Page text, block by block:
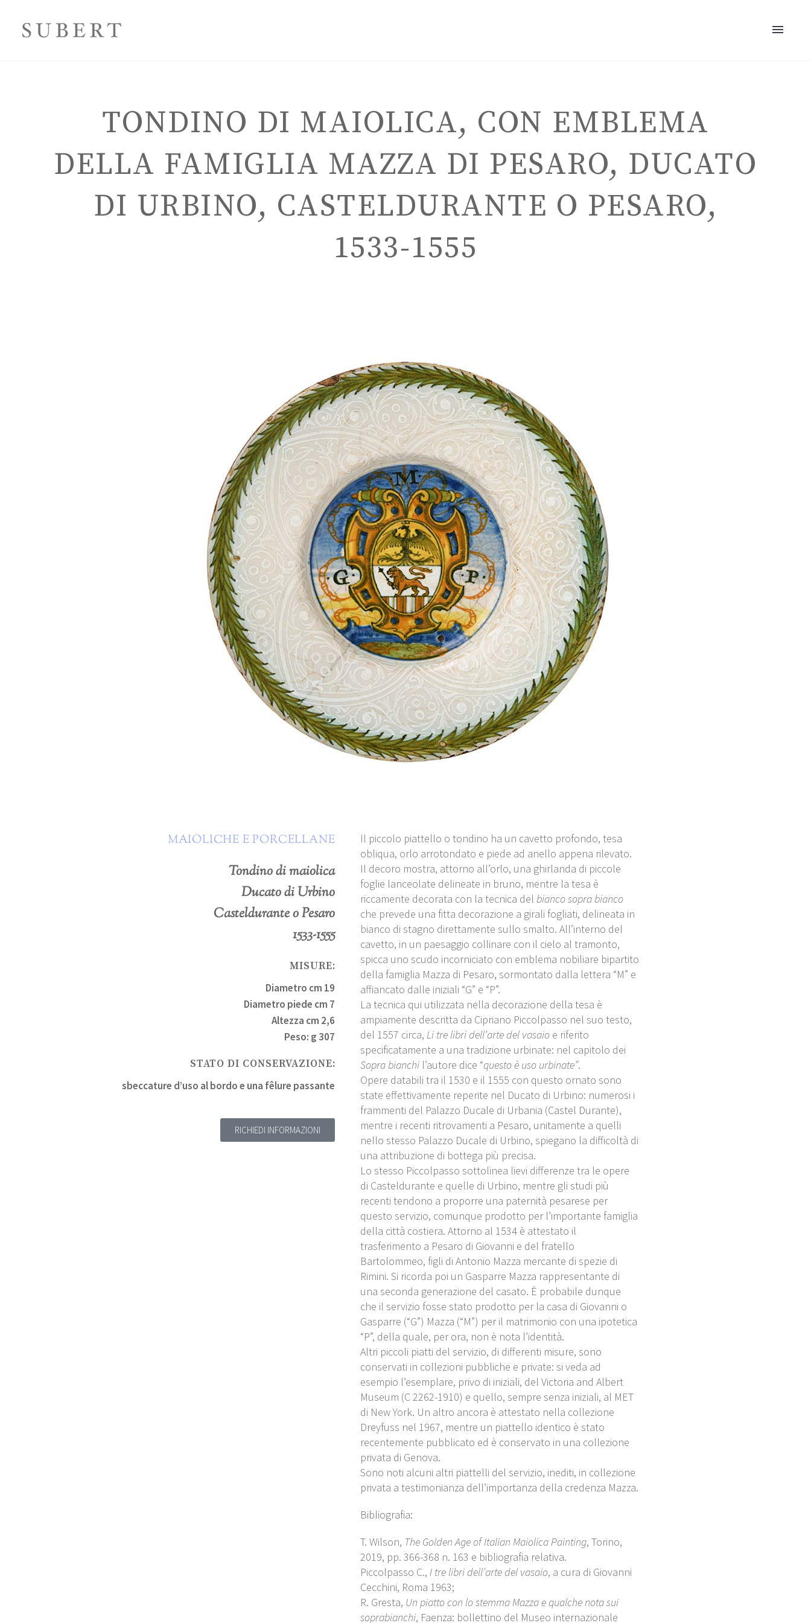
TONDINO DI MAIOLICA, CON EMBLEMA
DELLA FAMIGLIA MAZZA DI PESARO, DUCATO
DI URBINO, CASTELDURANTE O PESARO,
1533-1555
MAIOLICHE E PORCELLANE
Tondino di maiolica
Ducato di Urbino
Casteldurante o Pesaro
1533-1555
MISURE:
Diametro cm 19
Diametro piede cm 7
Altezza cm 2,6
Peso: g 307
STATO DI CONSERVAZIONE:
sbeccature d’uso al bordo e una fêlure passante
RICHIEDI INFORMAZIONI
Il piccolo piattello o tondino ha un cavetto profondo, tesa
obliqua, orlo arrotondato e piede ad anello appena rilevato.
Il decoro mostra, attorno all’orlo, una ghirlanda di piccole
foglie lanceolate delineate in bruno, mentre la tesa è
riccamente decorata con la tecnica delbianco sopra bianco
che prevede una fitta decorazione a girali fogliati, delineata in
bianco di stagno direttamente sullo smalto. All’interno del
cavetto, in un paesaggio collinare con il cielo al tramonto,
spicca uno scudo incorniciato con emblema nobiliare bipartito
della famiglia Mazza di Pesaro, sormontato dalla lettera “M” e
affiancato dalle iniziali “G” e “P”.
La tecnica qui utilizzata nella decorazione della tesa è
ampiamente descritta da Cipriano Piccolpasso nel suo testo,
del 1557 circa,Li tre libri dell’arte del vasaio e riferito
specificatamente a una tradizione urbinate: nel capitolo dei
Sopra bianchi l’autore dice “questo è uso urbinate”.
Opere databili tra il 1530 e il 1555 con questo ornato sono
state effettivamente reperite nel Ducato di Urbino: numerosi i
frammenti del Palazzo Ducale di Urbania (Castel Durante),
mentre i recenti ritrovamenti a Pesaro, unitamente a quelli
nello stesso Palazzo Ducale di Urbino, spiegano la difficoltà di
una attribuzione di bottega più precisa.
Lo stesso Piccolpasso sottolinea lievi differenze tra le opere
di Casteldurante e quelle di Urbino, mentre gli studi più
recenti tendono a proporre una paternità pesarese per
questo servizio, comunque prodotto per l’importante famiglia
della città costiera. Attorno al 1534 è attestato il
trasferimento a Pesaro di Giovanni e del fratello
Bartolommeo, figli di Antonio Mazza mercante di spezie di
Rimini. Si ricorda poi un Gasparre Mazza rappresentante di
una seconda generazione del casato. È probabile dunque
che il servizio fosse stato prodotto per la casa di Giovanni o
Gasparre (“G”) Mazza (“M”) per il matrimonio con una ipotetica
“P”, della quale, per ora, non è nota l’identità.
Altri piccoli piatti del servizio, di differenti misure, sono
conservati in collezioni pubbliche e private: si veda ad
esempio l’esemplare, privo di iniziali, del Victoria and Albert
Museum (C 2262-1910) e quello, sempre senza iniziali, al MET
di New York. Un altro ancora è attestato nella collezione
Dreyfuss nel 1967, mentre un piattello identico è stato
recentemente pubblicato ed è conservato in una collezione
privata di Genova.
Sono noti alcuni altri piattelli del servizio, inediti, in collezione
privata a testimonianza dell’importanza della credenza Mazza.
Bibliografia:
T. Wilson, The Golden Age of Italian Maiolica Painting, Torino,
2019, pp. 366-368 n. 163 e bibliografia relativa.
Piccolpasso C., I tre libri dell’arte del vasaio, a cura di Giovanni
Cecchini, Roma 1963;
R. Gresta, Un piatto con lo stemma Mazza e qualche nota sui
soprabianchi, Faenza: bollettino del Museo internazionale